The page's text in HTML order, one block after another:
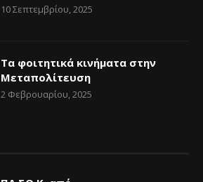
10 Σεπτεμβρίου, 2025
Τα φοιτητικά κινήματα στην
Μεταπολίτευση
2 Φεβρουαρίου, 2025